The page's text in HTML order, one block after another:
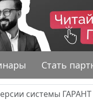
Стать